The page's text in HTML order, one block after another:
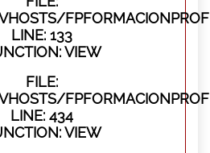
LINE: 133
VIEW
FILE:
LINE: 434
VIEW